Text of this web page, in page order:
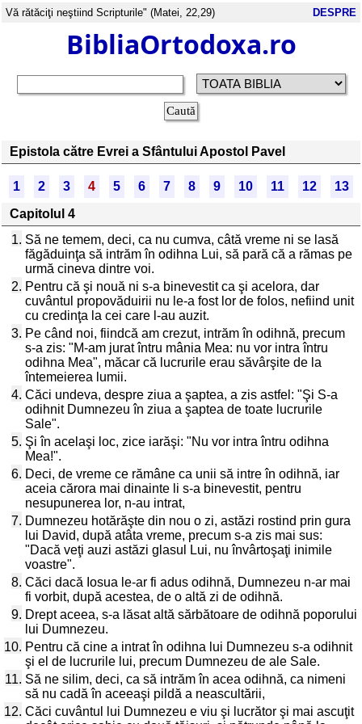
Vă rătăciţi neştiind Scripturile" (Matei, 22,29) DESPRE
BibliaOrtodoxa.ro
Epistola către Evrei a Sfântului Apostol Pavel
1 2 3 4 5 6 7 8 9 10 11 12
13
Capitolul 4
1. Să ne temem, deci, ca nu cumva, câtă vreme ni se lasă
făgăduinţa să intrăm în odihna Lui, să pară că a rămas pe
urmă cineva dintre voi.
2. Pentru că şi nouă ni s-a binevestit ca şi acelora, dar
cuvântul propovăduirii nu le-a fost lor de folos, nefiind unit
cu credinţa la cei care l-au auzit.
3. Pe când noi, fiindcă am crezut, intrăm în odihnă, precum
s-a zis: "M-am jurat întru mânia Mea: nu vor intra întru
odihna Mea", măcar că lucrurile erau săvârşite de la
întemeierea lumii.
4. Căci undeva, despre ziua a şaptea, a zis astfel: "Şi S-a
odihnit Dumnezeu în ziua a şaptea de toate lucrurile
Sale".
5. Şi în acelaşi loc, zice iarăşi: "Nu vor intra întru odihna
Mea!".
6. Deci, de vreme ce rămâne ca unii să intre în odihnă, iar
aceia cărora mai dinainte li s-a binevestit, pentru
nesupunerea lor, n-au intrat,
7. Dumnezeu hotărăşte din nou o zi, astăzi rostind prin gura
lui David, după atâta vreme, precum s-a zis mai sus:
"Dacă veţi auzi astăzi glasul Lui, nu învârtoşaţi inimile
voastre".
8. Căci dacă Iosua le-ar fi adus odihnă, Dumnezeu n-ar mai
fi vorbit, după acestea, de o altă zi de odihnă.
9. Drept aceea, s-a lăsat altă sărbătoare de odihnă poporului
lui Dumnezeu.
10. Pentru că cine a intrat în odihna lui Dumnezeu s-a odihnit
şi el de lucrurile lui, precum Dumnezeu de ale Sale.
11. Să ne silim, deci, ca să intrăm în acea odihnă, ca nimeni
să nu cadă în aceeaşi pildă a neascultării,
12. Căci cuvântul lui Dumnezeu e viu şi lucrător şi mai ascuţit